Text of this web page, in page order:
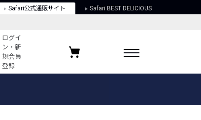
Safari公式通販サイト Safari BEST DELICIOUS
ログイ
ン・新
規会員
登録
お気に入りブランド